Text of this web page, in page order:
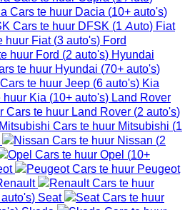
Dacia (10+ auto's)
DFSK (1Auto) Fiat
Fiat (3 auto's) Ford
Ford (2 auto's) Hyundai
Hyundai (70+ auto's)
Jeep (6 auto's) Kia
Kia (10+ auto's) Land Rover
Land Rover (2 auto's)
Mitsubishi (1
Nissan (2
Opel (10+
Peugeot
auto's) Seat